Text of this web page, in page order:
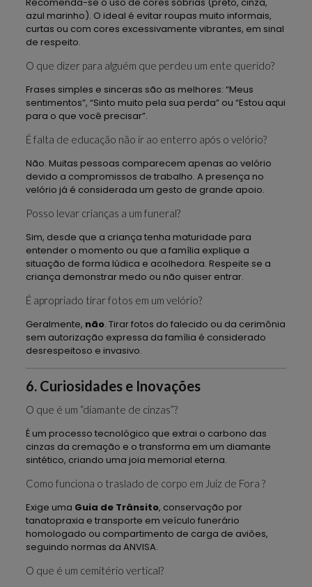
azul marinho). O ideal é evitar roupas muito informais,
curtas ou com cores excessivamente vibrantes, em sinal
de respeito.
O que dizer para alguém que perdeu um ente querido?
Frases simples e sinceras são as melhores: “Meus
sentimentos”, “Sinto muito pela sua perda” ou “Estou aqui
para o que você precisar”.
É falta de educação não ir ao enterro após o velório?
Não. Muitas pessoas comparecem apenas ao velório
devido a compromissos de trabalho. A presença no
velório já é considerada um gesto de grande apoio.
Posso levar crianças a um funeral?
Sim, desde que a criança tenha maturidade para
entender o momento ou que a família explique a
situação de forma lúdica e acolhedora. Respeite se a
criança demonstrar medo ou não quiser entrar.
É apropriado tirar fotos em um velório?
Geralmente, não. Tirar fotos do falecido ou da cerimônia
sem autorização expressa da família é considerado
desrespeitoso e invasivo.
6. Curiosidades e Inovações
O que é um “diamante de cinzas”?
É um processo tecnológico que extrai o carbono das
cinzas da cremação e o transforma em um diamante
sintético, criando uma joia memorial eterna.
Como funciona o traslado de corpo em Juiz de Fora ?
Exige uma Guia de Trânsito, conservação por
tanatopraxia e transporte em veículo funerário
homologado ou compartimento de carga de aviões,
seguindo normas da ANVISA.
O que é um cemitério vertical?